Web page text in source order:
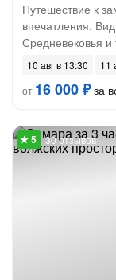
Путешествие к
впечатления.
Средневековья и
10 авг в 13:30
11
от 16 000 ₽за
30 отзывов